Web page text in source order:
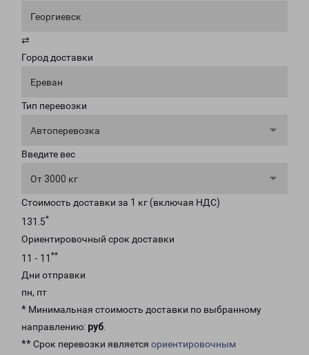
Георгиевск
⇄
Город доставки
Ереван
Тип перевозки
Автоперевозка
Введите вес
От 3000 кг
Стоимость доставки за 1 кг (включая НДС)
131.5*
Ориентировочный срок доставки
11 - 11 **
Дни отправки
пн, пт
* Минимальная стоимость доставки по выбранному
направлению: руб.
** Срок перевозки является ориентировочным